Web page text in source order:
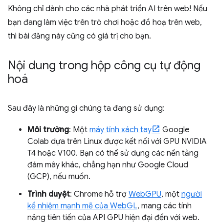
Không chỉ dành cho các nhà phát triển AI trên web! Nếu
bạn đang làm việc trên trò chơi hoặc đồ hoạ trên web,
thì bài đăng này cũng có giá trị cho bạn.
Nội dung trong hộp công cụ tự động
hoá
Sau đây là những gì chúng ta đang sử dụng:
Môi trường: Một máy tính xách tay
Google
Colab dựa trên Linux được kết nối với GPU NVIDIA
T4 hoặc V100. Bạn có thể sử dụng các nền tảng
đám mây khác, chẳng hạn như Google Cloud
(GCP), nếu muốn.
Trình duyệt: Chrome hỗ trợ WebGPU, một người
kế nhiệm mạnh mẽ của WebGL, mang các tính
năng tiên tiến của API GPU hiện đại đến với web.